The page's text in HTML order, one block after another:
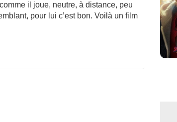
il joue, neutre, à distance, peu
pour lui c’est bon. Voilà un film